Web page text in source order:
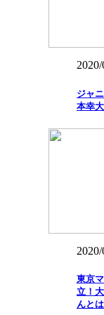
ジャ
本幸
2020/
東京
立！
んと